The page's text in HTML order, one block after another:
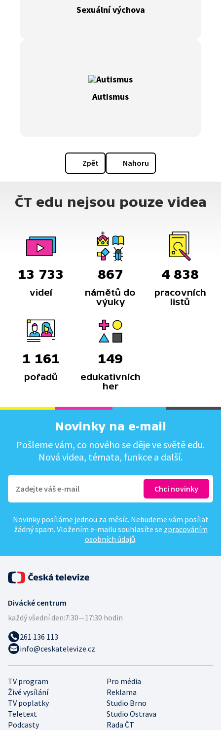
Sexuální výchova
Autismus
Zpět Nahoru
ČT edu nejsou pouze videa
13 733
videí
867
námětů do
výuky
4 838
pracovních
listů
1 161
pořadů
149
edukativních
her
Novinky na e-mail
Pošleme vám, co nového se děje ve světě edu.
Nová videa, témata, funkce a další.
Novinky posíláme jednou za měsíc. Nebudeme vám posílat
žádný spam. Vložením e-mailu souhlasíte se zpracováním
osobních údajů.